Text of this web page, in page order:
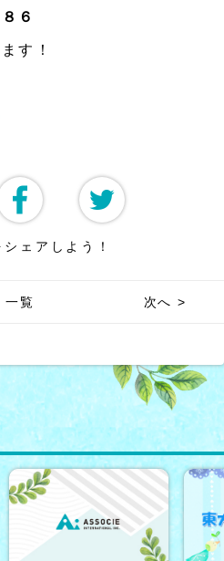
６
す！
ェアしよう！
一覧 次へ >